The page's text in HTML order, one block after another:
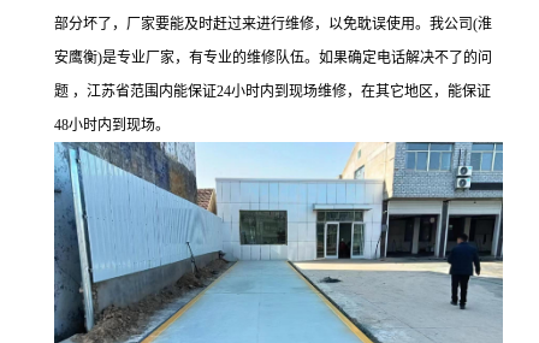
部分坏了，厂家要能及时赶过来进行维修，以免耽误使用。我公司(淮
安鹰衡)是专业厂家，有专业的维修队伍。如果确定电话解决不了的问
题 ，江苏省范围内能保证24小时内到现场维修，在其它地区，能保证
48小时内到现场。